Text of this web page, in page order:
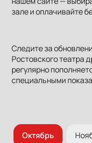
зале и оплачивайте
Следите за
Ростовского театра
регулярно
специальными
Октябрь